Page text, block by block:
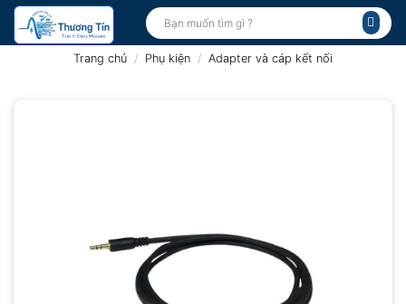
Bỏ
qua
Tìm
kiếm:
Trang chủ / Phụ kiện / Adapter và cáp kết nối